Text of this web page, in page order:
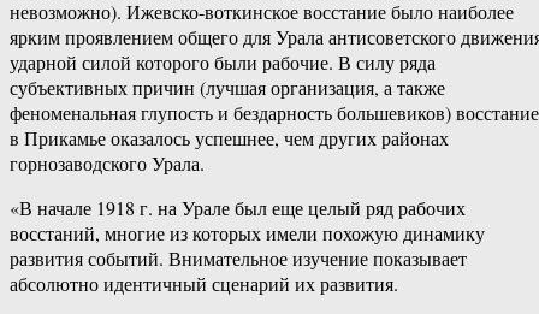
невозможно). Ижевско-воткинское восстание было наиболее
ярким проявлением общего для Урала антисоветского
ударной силой которого были рабочие. В силу ряда
субъективных причин (лучшая организация, а также
феноменальная глупость и бездарность большевиков) восстание
в Прикамье оказалось успешнее, чем других районах
горнозаводского Урала.
«В начале 1918 г. на Урале был еще целый ряд рабочих
восстаний, многие из которых имели похожую динамику
развития событий. Внимательное изучение показывает
абсолютно идентичный сценарий их развития.